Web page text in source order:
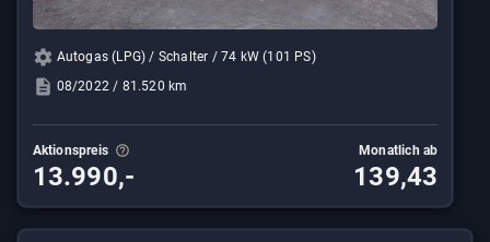
Autogas (LPG) / Schalter / 74 kW (101 PS)
08/2022 / 81.520 km
Aktionspreis
13.990,-
Monatlich ab
139,43